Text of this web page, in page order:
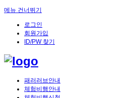
메뉴 건너뛰기
로그인
회원가입
ID/PW 찾기
패러러브안내
체험비행안내